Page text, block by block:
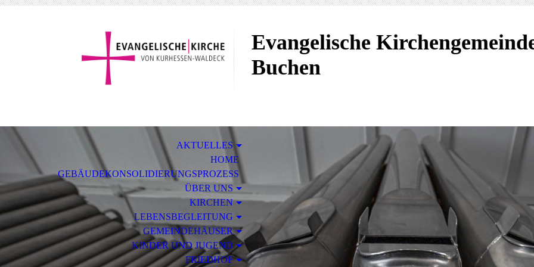
Evangelische
Buchen
AKTUELLES
HOME
GEBÄUDEKONSOLIDIERUNGSPROZESS
ÜBER UNS
KIRCHEN
LEBENSBEGLEITUNG
GEMEINDEHÄUSER
KINDER UND JUGEND
FRIEDHOF